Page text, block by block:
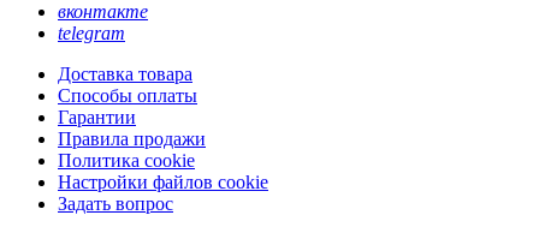
вконтакте
telegram
Доставка товара
Способы оплаты
Гарантии
Правила продажи
Политика cookie
Настройки файлов cookie
Задать вопрос